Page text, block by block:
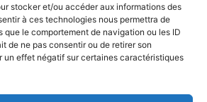
stocker et/ou accéder aux informations des
à ces technologies nous permettra de
que le comportement de navigation ou les ID
de ne pas consentir ou de retirer son
un effet négatif sur certaines caractéristiques
Barratt annoncent un